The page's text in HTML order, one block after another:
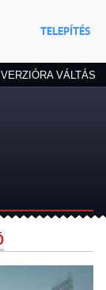
TELEPÍTÉS
VÁLTÁS